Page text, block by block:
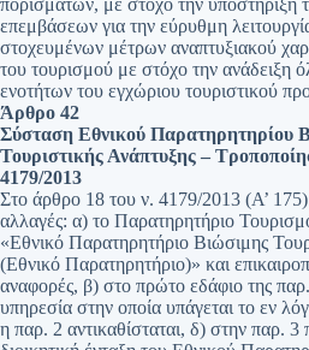
πορισμάτων, με στόχο την υποστήριξη
επεμβάσεων για την εύρυθμη
στοχευμένων μέτρων αναπτυξιακού
του τουρισμού με στόχο την ανάδειξη
ενοτήτων του εγχώριου τουριστικού
Άρθρο 42
Σύσταση Εθνικού Παρατηρητηρίου
Τουριστικής Ανάπτυξης –
4179/2013
Στο άρθρο 18 του ν. 4179/2013 (Α’ 175)
αλλαγές: α) το Παρατηρητήριο
«Εθνικό Παρατηρητήριο Βιώσιμης
(Εθνικό Παρατηρητήριο)» και
αναφορές, β) στο πρώτο εδάφιο της
υπηρεσία στην οποία υπάγεται το εν
η παρ. 2 αντικαθίσταται, δ) στην παρ. 3